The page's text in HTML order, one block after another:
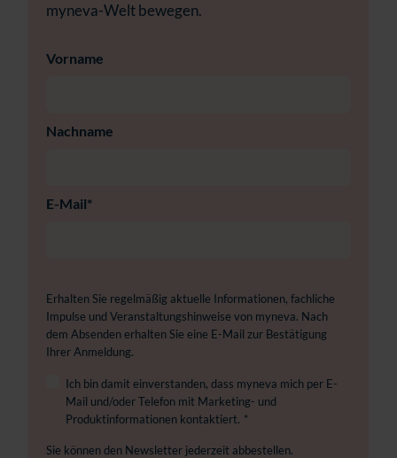
myneva-Welt bewegen.
Vorname
Nachname
E-Mail*
Erhalten Sie regelmäßig aktuelle Informationen, fachliche
Impulse und Veranstaltungshinweise von myneva. Nach
dem Absenden erhalten Sie eine E-Mail zur Bestätigung
Ihrer Anmeldung.
Ich bin damit einverstanden, dass myneva mich per E-
Mail und/oder Telefon mit Marketing- und
Produktinformationen kontaktiert. *
Sie können den Newsletter jederzeit abbestellen.